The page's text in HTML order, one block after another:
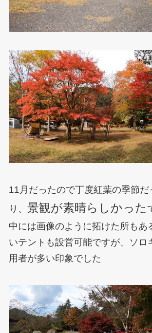
11月だったので丁度紅葉の季節だ
り、 景観が素晴らしかった
中には画像のように拓けた所もあ
いテントも設営可能ですが、ソロ
用者が多い印象でした